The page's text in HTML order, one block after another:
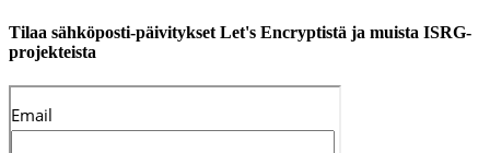
Tilaa sähköposti-päivitykset Let's Encryptistä ja muista ISRG-
projekteista